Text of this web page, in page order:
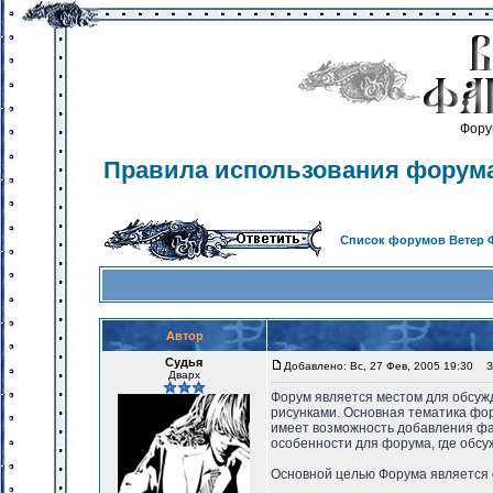
Правила использования
Список форумов Ветер
Автор
Судья
Дварх
Добавлено: Вс, 27 Фев, 2005 19:30
Форум является местом для
рисунками. Основная тематика
имеет возможность добавления
особенности для форума, где
Основной целью Форума